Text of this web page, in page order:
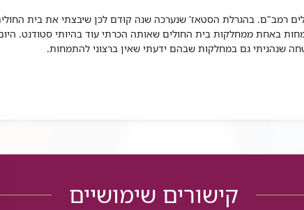
החולים רמב"ם. בהגרלת הסטאז' שנערכה שנה קודם לכן שיבצתי את בית
באחת ממחלקות בית החולים שאותה הכרתי עוד בהיותי סטודנט.
שנהניתי גם במחלקות שבהם ידעתי שאין ברצוני להתמחות.
קישורים שימושיים